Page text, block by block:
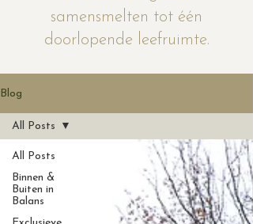
samensmelten tot één
doorlopende leefruimte.
Blog
All Posts
Binnen &
Buiten in
Balans
All Posts